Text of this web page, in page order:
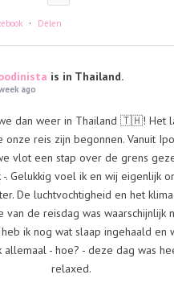
· Delen
is in Thailand.
ago
dan weer in Thailand 🇹🇭! Het
onze reis zijn begonnen. Vanuit
vlot een stap over de grens
. Gelukkig voel ik en wij eigenlijk
De luchtvochtigheid en het
van de reisdag was waarschijnlijk
ik nog wat slaap ingehaald en
allemaal - hoe? - deze dag was
relaxed.